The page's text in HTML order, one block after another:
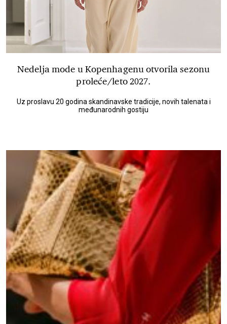
Nedelja mode u Kopenhagenu otvorila sezonu
proleće/leto 2027.
Uz proslavu 20 godina skandinavske tradicije, novih talenata i
međunarodnih gostiju